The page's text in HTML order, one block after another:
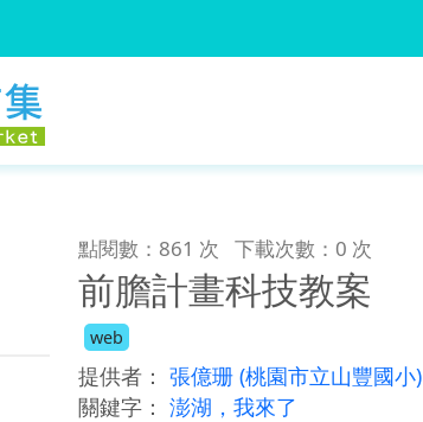
點閱數：861 次 下載次數：0 次
前膽計畫科技教案
web
提供者： 張億珊 (桃園市立山豐國小)
關鍵字： 澎湖，我來了